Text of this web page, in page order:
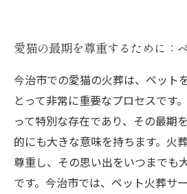
愛猫の最期を尊重するために：
今治市での愛猫の火葬は、ペット
とって非常に重要なプロセスです
って特別な存在であり、その最期
的にも大きな意味を持ちます。火
尊重し、その思い出をいつまでも
です。今治市では、ペット火葬サ